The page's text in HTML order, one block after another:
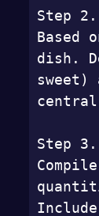
Step 2.
Based
dish.
sweet)
Step